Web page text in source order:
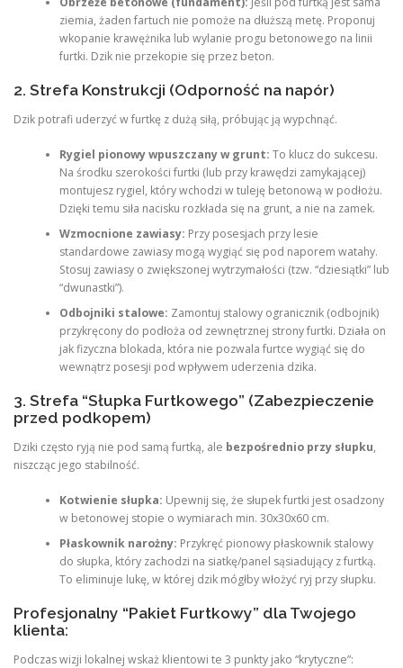
ziemia, żaden fartuch nie pomoże na dłuższą metę. Proponuj
wkopanie krawężnika lub wylanie progu betonowego na linii
furtki. Dzik nie przekopie się przez beton.
2. Strefa Konstrukcji (Odporność na napór)
Dzik potrafi uderzyć w furtkę z dużą siłą, próbując ją wypchnąć.
Rygiel pionowy wpuszczany w grunt: To klucz do sukcesu.
Na środku szerokości furtki (lub przy krawędzi zamykającej)
montujesz rygiel, który wchodzi w tuleję betonową w podłożu.
Dzięki temu siła nacisku rozkłada się na grunt, a nie na zamek.
Wzmocnione zawiasy: Przy posesjach przy lesie
standardowe zawiasy mogą wygiąć się pod naporem watahy.
Stosuj zawiasy o zwiększonej wytrzymałości (tzw. “dziesiątki” lub
“dwunastki”).
Odbojniki stalowe: Zamontuj stalowy ogranicznik (odbojnik)
przykręcony do podłoża od zewnętrznej strony furtki. Działa on
jak fizyczna blokada, która nie pozwala furtce wygiąć się do
wewnątrz posesji pod wpływem uderzenia dzika.
3. Strefa “Słupka Furtkowego” (Zabezpieczenie
przed podkopem)
Dziki często ryją nie pod samą furtką, ale bezpośrednio przy słupku,
niszcząc jego stabilność.
Kotwienie słupka: Upewnij się, że słupek furtki jest osadzony
w betonowej stopie o wymiarach min. 30x30x60 cm.
Płaskownik narożny: Przykręć pionowy płaskownik stalowy
do słupka, który zachodzi na siatkę/panel sąsiadujący z furtką.
To eliminuje lukę, w której dzik mógłby włożyć ryj przy słupku.
Profesjonalny “Pakiet Furtkowy” dla Twojego
klienta:
Podczas wizji lokalnej wskaż klientowi te 3 punkty jako “krytyczne”: